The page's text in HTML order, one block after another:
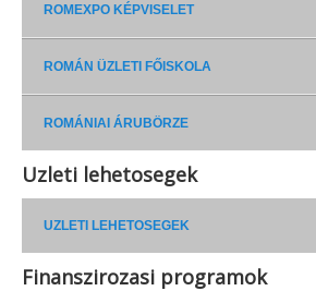
ROMEXPO KÉPVISELET
ROMÁN ÜZLETI FŐISKOLA
ROMÁNIAI ÁRUBÖRZE
Uzleti lehetosegek
UZLETI LEHETOSEGEK
Finanszirozasi programok